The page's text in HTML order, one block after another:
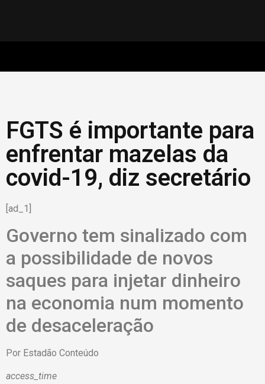
FGTS é importante para
enfrentar mazelas da
covid-19, diz secretário
[ad_1]
Governo tem sinalizado com
a possibilidade de novos
saques para injetar dinheiro
na economia num momento
de desaceleração
Por Estadão Conteúdo
access_time